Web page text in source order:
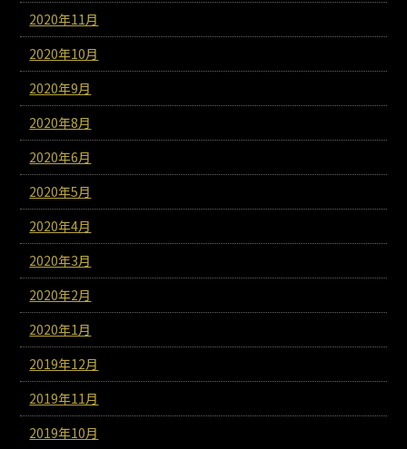
2020年11月
2020年10月
2020年9月
2020年8月
2020年6月
2020年5月
2020年4月
2020年3月
2020年2月
2020年1月
2019年12月
2019年11月
2019年10月